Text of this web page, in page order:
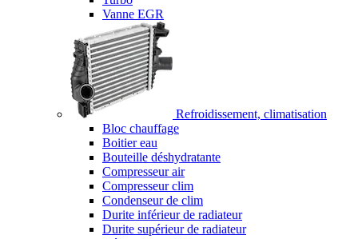
Vanne EGR
Refroidissement, climatisation
Bloc chauffage
Boitier eau
Bouteille déshydratante
Compresseur air
Compresseur clim
Condenseur de clim
Durite inférieur de radiateur
Durite supérieur de radiateur